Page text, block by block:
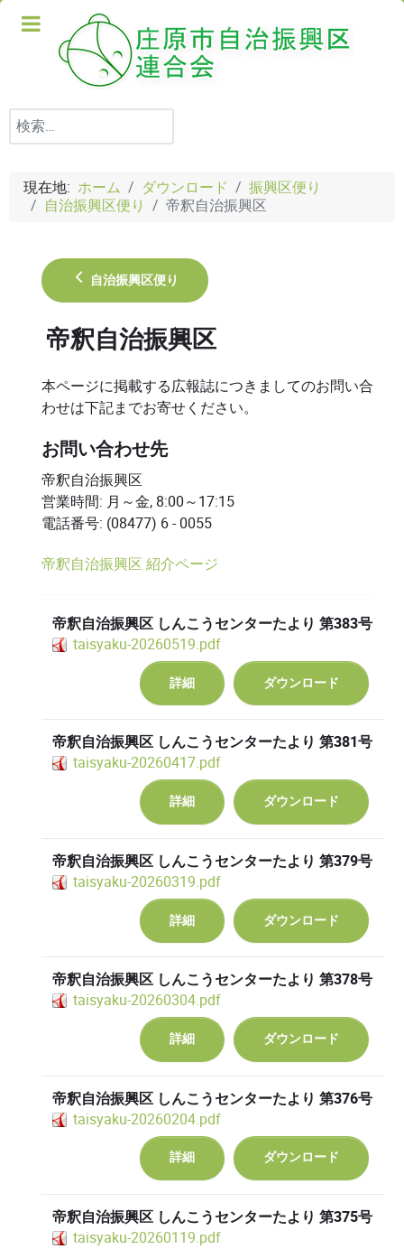
検索
現在地: ホーム ダウンロード
振興区便り
自治振興区便り
帝釈自治振興区
自治振興区便り
帝釈自治振興区
本ページに掲載する広報誌につきましてのお問い合
わせは下記までお寄せください。
お問い合わせ先
帝釈自治振興区
営業時間: 月～金, 8:00～17:15
電話番号: (08477) 6 - 0055
帝釈自治振興区 紹介ページ
帝釈自治振興区 しんこうセンターたより 第383号
taisyaku-20260519.pdf
ダウンロード
詳細
帝釈自治振興区 しんこうセンターたより 第381号
taisyaku-20260417.pdf
ダウンロード
詳細
帝釈自治振興区 しんこうセンターたより 第379号
taisyaku-20260319.pdf
ダウンロード
詳細
帝釈自治振興区 しんこうセンターたより 第378号
taisyaku-20260304.pdf
ダウンロード
詳細
帝釈自治振興区 しんこうセンターたより 第376号
taisyaku-20260204.pdf
ダウンロード
詳細
帝釈自治振興区 しんこうセンターたより 第375号
taisyaku-20260119.pdf